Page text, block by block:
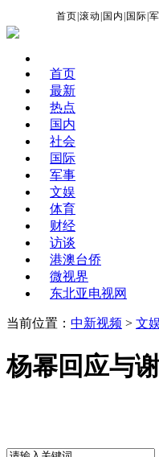
首页 |滚动 国内 国际 |
首页
最新
热点
国内
社会
国际
军事
文娱
体育
财经
访谈
港澳台侨
微视界
东北亚电视网
当前位置： 中新视频 > 文
杨幂回应与